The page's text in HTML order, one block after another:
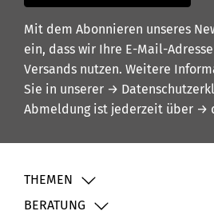
Mit dem Abonnieren unseres
ein, dass wir Ihre E-Mail-
Versands nutzen. Weitere
Sie in unserer →
Abmeldung ist jederzeit über →
THEMEN
BERATUNG